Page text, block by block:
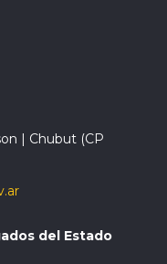
| Chubut (CP
del Estado